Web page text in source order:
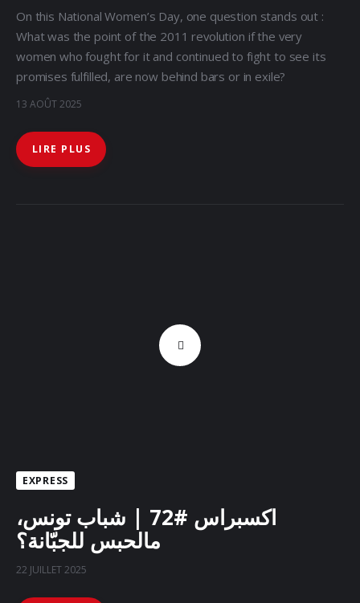
On this National Women’s Day, one question stands out :
What was the point of the 2011 revolution if the very
women who fought for it and continued to fight to see its
promises fulfilled, are now behind bars or in exile?
13 AOÛT 2025
LIRE PLUS
EXPRESS
اكسبراس #72 | شباب تونس،
مالحبس للجبّانة؟
22 JUILLET 2025